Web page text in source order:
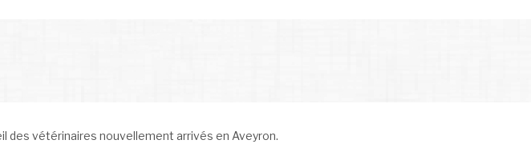
des vétérinaires nouvellement arrivés en Aveyron.